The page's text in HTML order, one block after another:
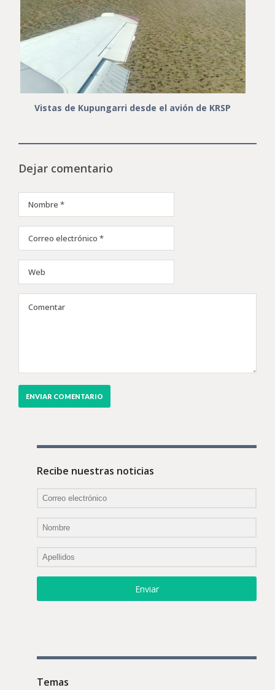
Vistas de Kupungarri desde el avión de KRSP
Dejar comentario
Recibe nuestras noticias
Enviar
Temas